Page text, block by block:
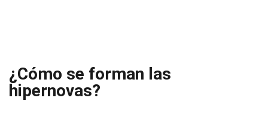
¿Cómo se forman las
hipernovas?